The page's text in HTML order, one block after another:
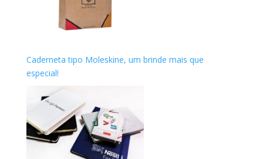
Caderneta tipo Moleskine, um brinde mais que
especial!